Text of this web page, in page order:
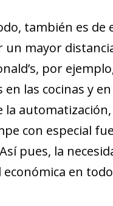
también es
un mayor
por
las cocinas y
con especial
pues, la
económica en